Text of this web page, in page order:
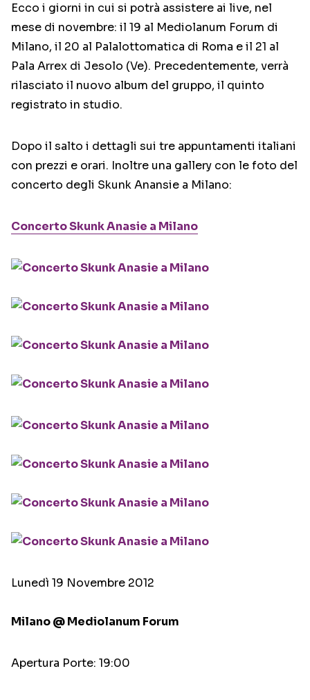
Ecco i giorni in cui si potrà assistere ai live, nel
mese di novembre: il 19 al Mediolanum Forum di
Milano, il 20 al Palalottomatica di Roma e il 21 al
Pala Arrex di Jesolo (Ve). Precedentemente, verrà
rilasciato il nuovo album del gruppo, il quinto
registrato in studio.
Dopo il salto i dettagli sui tre appuntamenti italiani
con prezzi e orari. Inoltre una gallery con le foto del
concerto degli Skunk Anansie a Milano:
Concerto Skunk Anasie a Milano
Lunedì 19 Novembre 2012
Milano @ Mediolanum Forum
Apertura Porte: 19:00